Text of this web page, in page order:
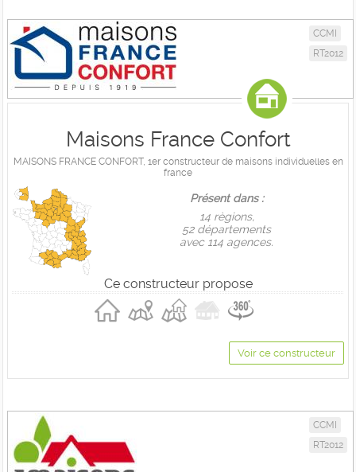
CCMI
RT2012
Maisons France Confort
MAISONS FRANCE CONFORT, 1er constructeur de maisons individuelles en
france
Présent dans :
14 règions,
52 départements
avec 114 agences.
Ce constructeur propose
Voir ce constructeur
CCMI
RT2012